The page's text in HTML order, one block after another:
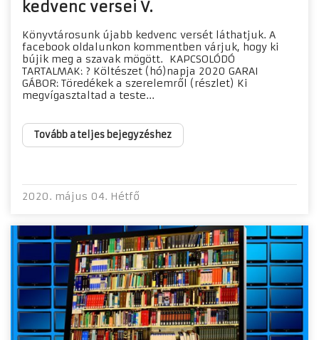
kedvenc versei V.
Könyvtárosunk újabb kedvenc versét láthatjuk. A
facebook oldalunkon kommentben várjuk, hogy ki
bújik meg a szavak mögött. KAPCSOLÓDÓ
TARTALMAK: ? Költészet (hó)napja 2020 GARAI
GÁBOR: Töredékek a szerelemről (részlet) Ki
megvígasztaltad a teste...
Tovább a teljes bejegyzéshez
2020. május 04. Hétfő